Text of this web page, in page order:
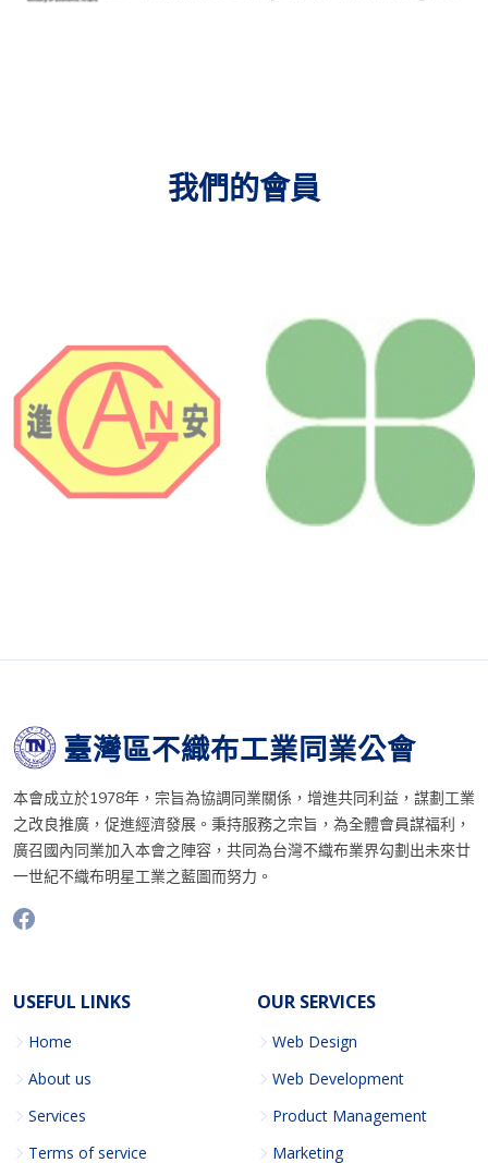
我們的會員
臺灣區不織布工業同業公會
本會成立於1978年，宗旨為協調同業關係，增進共同利益，謀劃工業
之改良推廣，促進經濟發展。秉持服務之宗旨，為全體會員謀福利，
廣召國內同業加入本會之陣容，共同為台灣不織布業界勾劃出未來廿
一世紀不織布明星工業之藍圖而努力。
USEFUL LINKS
Home
About us
Services
Terms of service
OUR SERVICES
Web Design
Web Development
Product Management
Marketing